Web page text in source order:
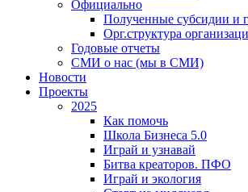
Официально
Полученные субсидии и
Орг.структура
Годовые отчеты
СМИ о нас (мы в СМИ)
Новости
Проекты
2025
Как помочь
Школа Бизнеса 5.0
Играй и узнавай
Битва креаторов. ПФО
Играй и экология